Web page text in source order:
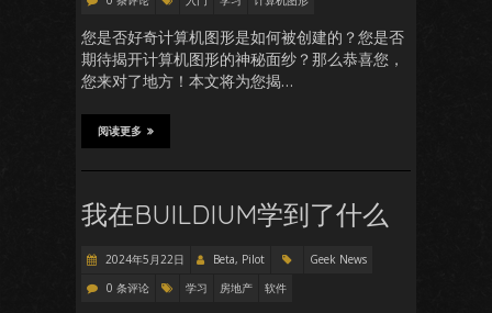
您是否好奇计算机图形是如何被创建的？您是否
期待揭开计算机图形的神秘面纱？那么恭喜您，
您来对了地方！本文将为您揭…
阅读更多
我在BUILDIUM学到了什么
2024年5月22日 Beta, Pilot
Geek News
0 条评论
学习 房地产 软件